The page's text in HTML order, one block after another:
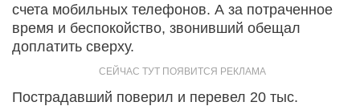
счета мобильных телефонов. А за потраченное
время и беспокойство, звонивший обещал
доплатить сверху.
Пострадавший поверил и перевел 20 тыс.